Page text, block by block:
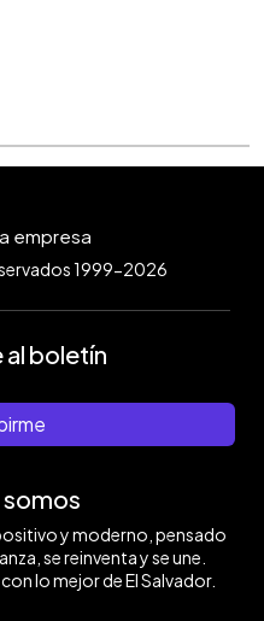
1999-2026
boletín
somos
y moderno, pensado
se reinventa y se une.
lo mejor de El Salvador.